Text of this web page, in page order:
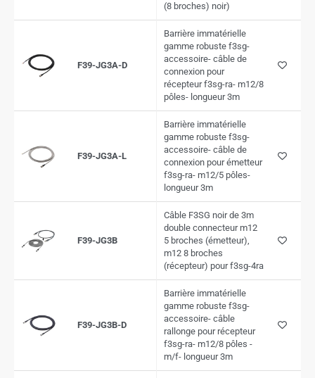
(8 broches) noir)
F39-JG3A-D
Barrière immatérielle
gamme robuste f3sg-
accessoire- câble de
connexion pour
récepteur f3sg-ra- m12/8
pôles- longueur 3m
F39-JG3A-L
Barrière immatérielle
gamme robuste f3sg-
accessoire- câble de
connexion pour émetteur
f3sg-ra- m12/5 pôles-
longueur 3m
F39-JG3B
Câble F3SG noir de 3m
double connecteur m12
5 broches (émetteur),
m12 8 broches
(récepteur) pour f3sg-4ra
F39-JG3B-D
Barrière immatérielle
gamme robuste f3sg-
accessoire- câble
rallonge pour récepteur
f3sg-ra- m12/8 pôles -
m/f- longueur 3m